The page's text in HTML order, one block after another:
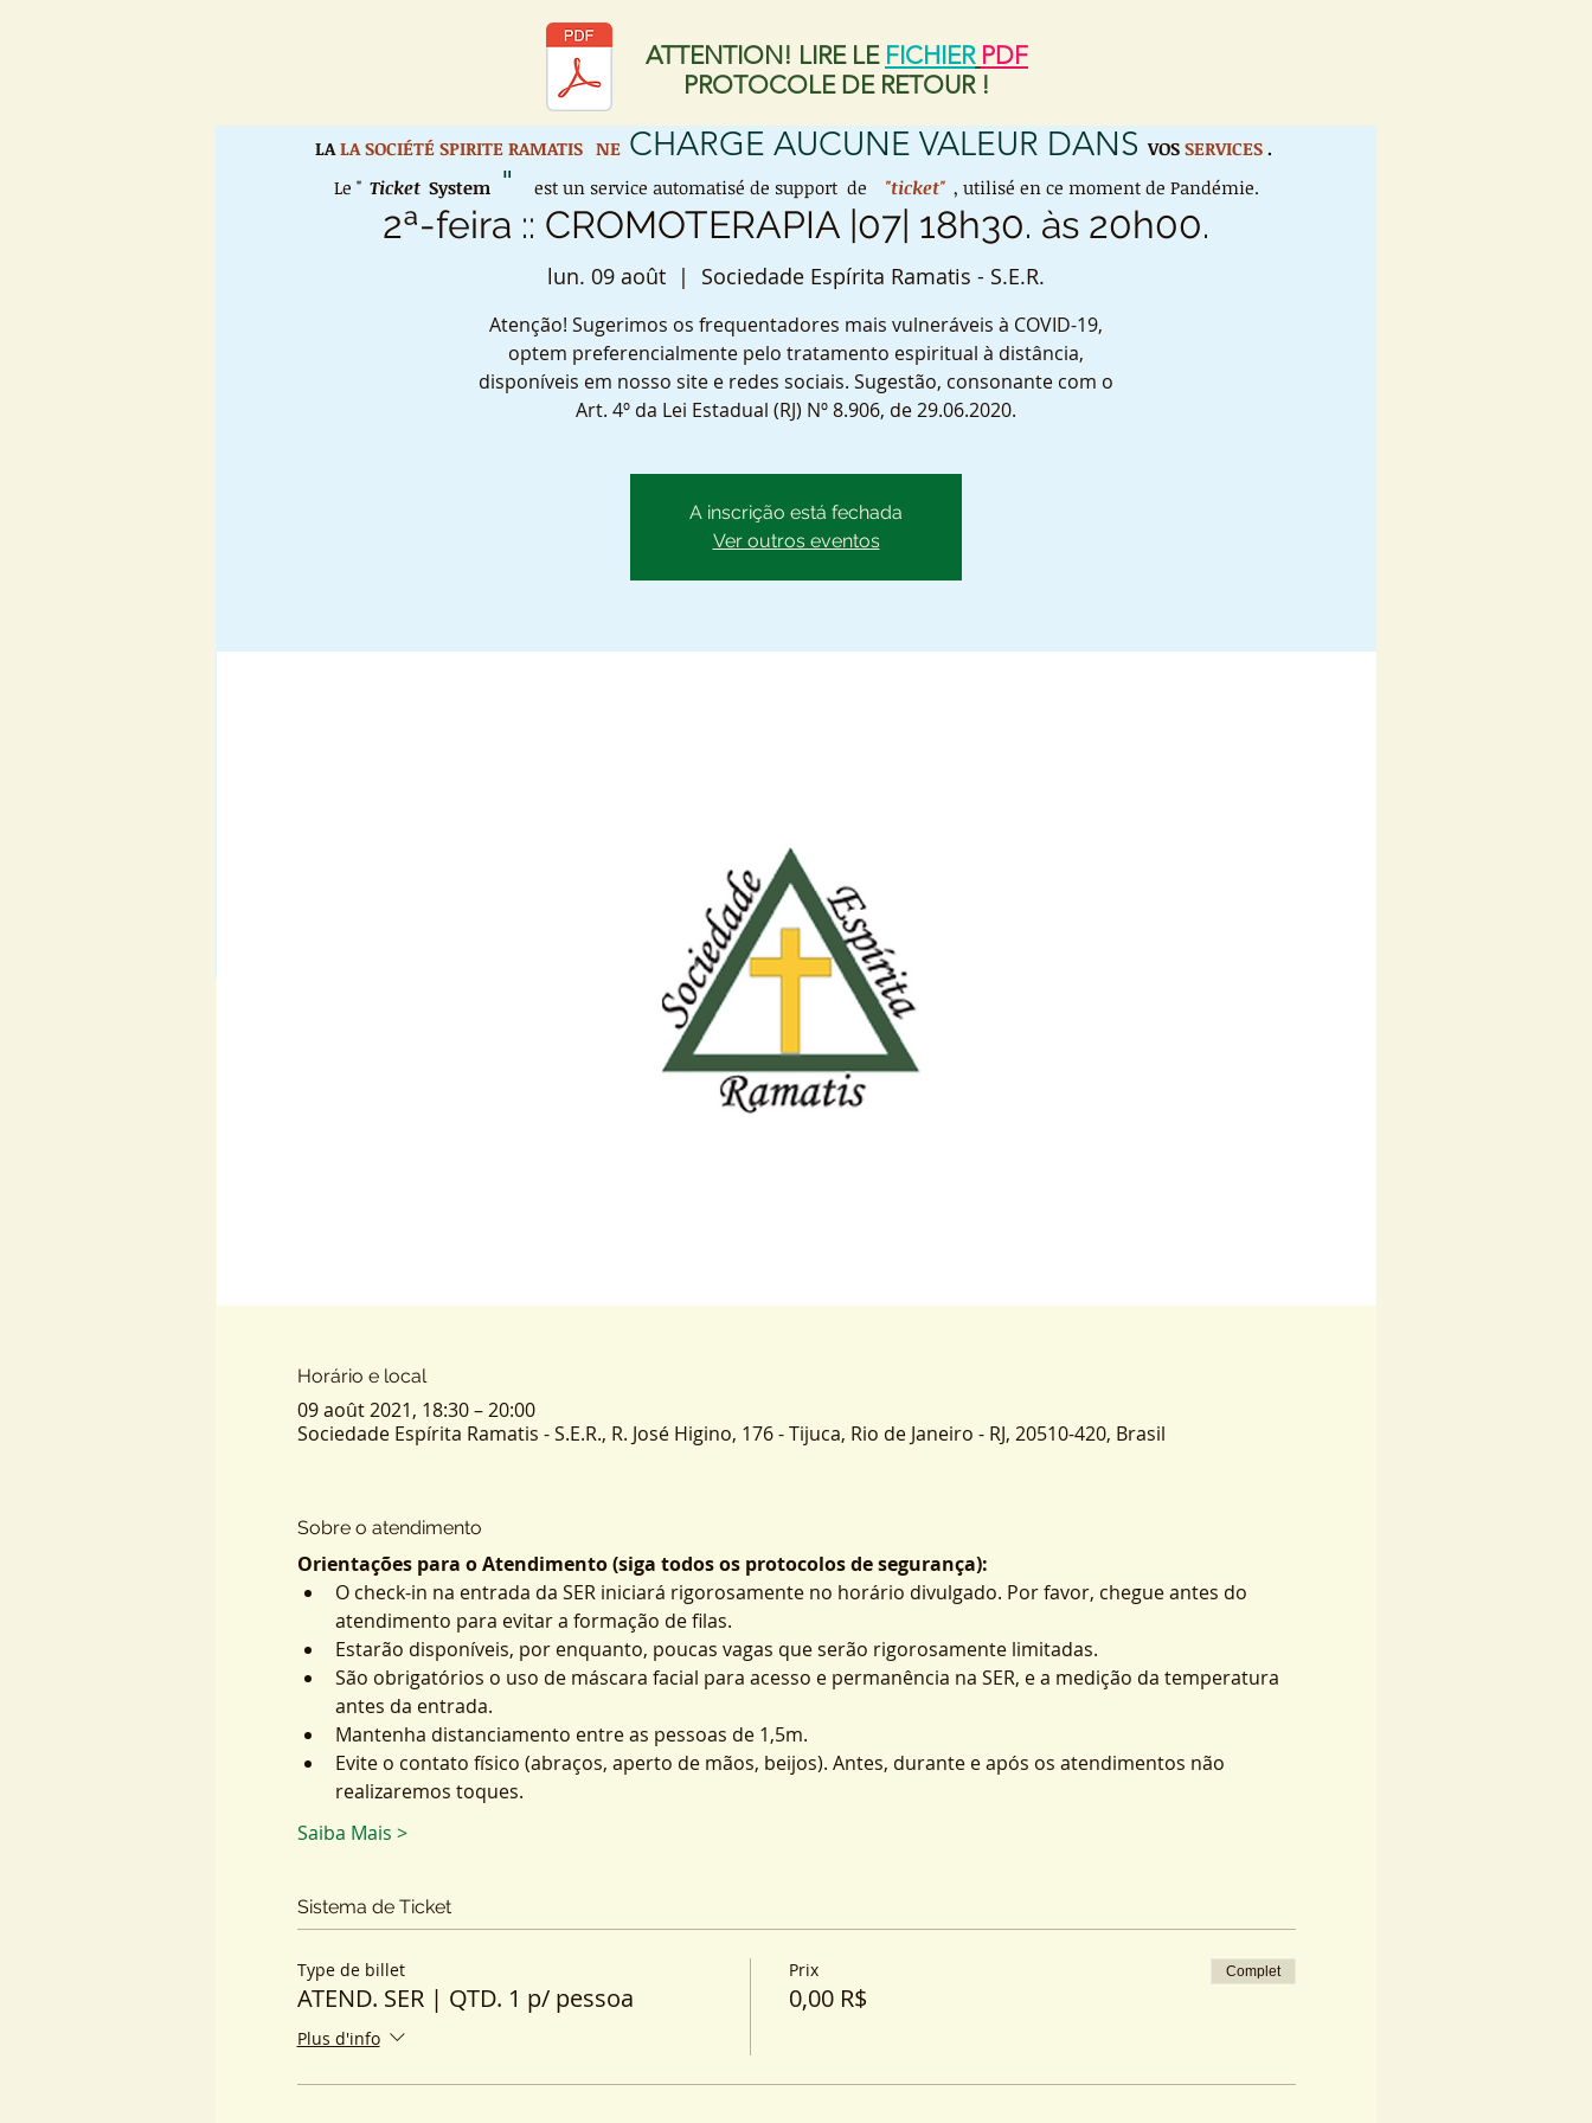
ATTENTION! LIRE LE FICHIER PDF
PROTOCOLE DE RETOUR !
2ª-feira :: CROMOTERAPIA |07| 18h30. às 20h00.
lun. 09 août
  |
Sociedade Espírita Ramatis - S.E.R.
Atenção! Sugerimos os frequentadores mais vulneráveis à COVID-19,
optem preferencialmente pelo tratamento espiritual à distância,
disponíveis em nosso site e redes sociais. Sugestão, consonante com o
Art. 4º da Lei Estadual (RJ) Nº 8.906, de 29.06.2020.
A inscrição está fechada
Ver outros eventos
Horário e local
09 août 2021, 18:30 – 20:00
Sociedade Espírita Ramatis - S.E.R., R. José Higino, 176 - Tijuca, Rio de Janeiro - RJ, 20510-420, Brasil
Sobre o atendimento
Orientações para o Atendimento (siga todos os protocolos de segurança):
O check-in na entrada da SER iniciará rigorosamente no horário divulgado. Por favor, chegue antes do
atendimento para evitar a formação de filas.
Estarão disponíveis, por enquanto, poucas vagas que serão rigorosamente limitadas.
São obrigatórios o uso de máscara facial para acesso e permanência na SER, e a medição da temperatura
antes da entrada.
Mantenha distanciamento entre as pessoas de 1,5m.
Evite o contato físico (abraços, aperto de mãos, beijos). Antes, durante e após os atendimentos não
realizaremos toques.
Saiba Mais >
Sistema de Ticket
Type de billet
ATEND. SER | QTD. 1 p/ pessoa
Plus d'info
Prix
0,00 R$
Complet
LA LA SOCIÉTÉ SPIRITE RAMATIS NE CHARGE AUCUNE VALEUR DANSVOS SERVICES .
Le " Ticket System" est un service automatisé de support de "ticket" , utilisé en ce moment de Pandémie.